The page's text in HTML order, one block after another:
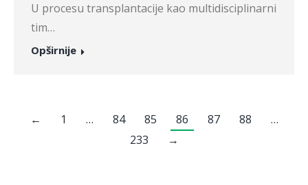
U procesu transplantacije kao multidisciplinarni
tim…
Opširnije
← 1 … 84 85 86 87 88
…
233
→